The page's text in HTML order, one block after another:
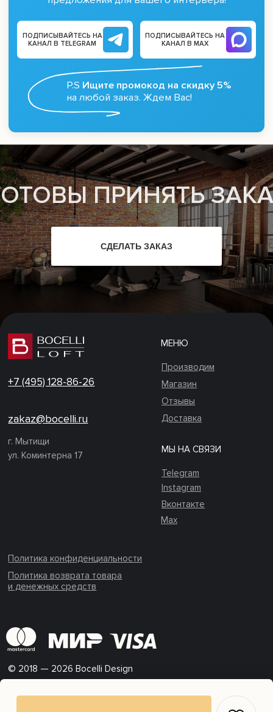
ПРИНЯТЬ
СДЕЛАТЬ ЗАКАЗ
г. Мытищи
ул. Коминтерна 17
МЕНЮ
+7 (495) 128-86-26
zakaz@bocelli.ru
Магазин
Производим
Отзывы
Доставка
Политика конфиденциальности
МЫ НА СВЯЗИ
Telegram
Вконтакте
Instagram
Max
© 2018 — 2026 Bocelli Design
Политика возврата товара
и денежных средств